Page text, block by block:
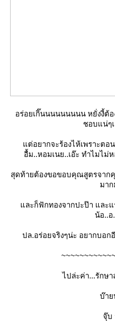
อร่อยเกิ๊นนนนนนนนน หยั่งงี้ต้
ชอบแน่ๆ
แต่อยากจะร้องไห้เพราะตอ
อื้ม..หอมเนย..เอ๊ะ ทำไมไม่
สุดท้ายต้องขอขอบคุณสูตรจาก
มา
และก็ฟักทองจากปะป๊า และ
น้อ..อ
ปล.อร่อยจริงๆน่ะ อยากบอก
ไปล่ะค่า...รักษ
บ๊าย
จุ๊บ